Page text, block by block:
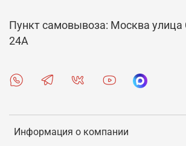
Информация о компании
Пункт самовывоза: Москва
24А